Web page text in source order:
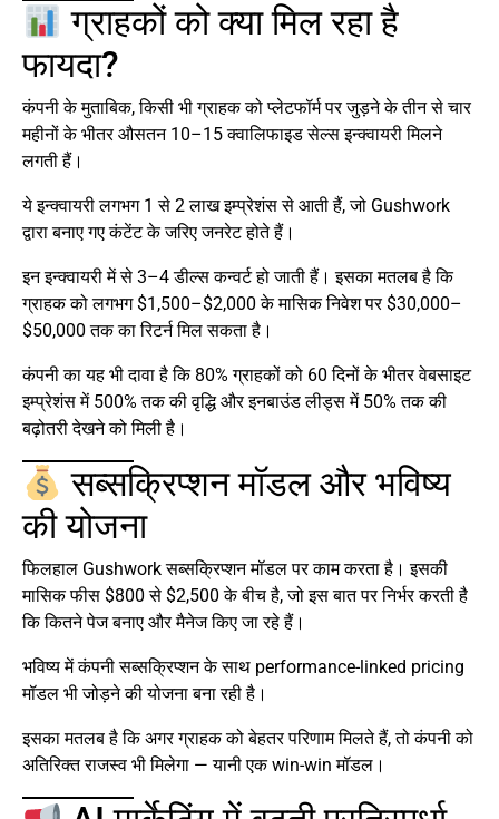
ग्राहकों को क्या मिल रहा है
फायदा?
कंपनी के मुताबिक, किसी भी ग्राहक को प्लेटफॉर्म पर जुड़ने के तीन से चार
महीनों के भीतर औसतन 10–15 क्वालिफाइड सेल्स इन्क्वायरी मिलने
लगती हैं।
ये इन्क्वायरी लगभग 1 से 2 लाख इम्प्रेशंस से आती हैं, जो Gushwork
द्वारा बनाए गए कंटेंट के जरिए जनरेट होते हैं।
इन इन्क्वायरी में से 3–4 डील्स कन्वर्ट हो जाती हैं। इसका मतलब है कि
ग्राहक को लगभग $1,500–$2,000 के मासिक निवेश पर $30,000–
$50,000 तक का रिटर्न मिल सकता है।
कंपनी का यह भी दावा है कि 80% ग्राहकों को 60 दिनों के भीतर वेबसाइट
इम्प्रेशंस में 500% तक की वृद्धि और इनबाउंड लीड्स में 50% तक की
बढ़ोतरी देखने को मिली है।
सब्सक्रिप्शन मॉडल और भविष्य
की योजना
फिलहाल Gushwork सब्सक्रिप्शन मॉडल पर काम करता है। इसकी
मासिक फीस $800 से $2,500 के बीच है, जो इस बात पर निर्भर करती है
कि कितने पेज बनाए और मैनेज किए जा रहे हैं।
भविष्य में कंपनी सब्सक्रिप्शन के साथ performance-linked pricing
मॉडल भी जोड़ने की योजना बना रही है।
इसका मतलब है कि अगर ग्राहक को बेहतर परिणाम मिलते हैं, तो कंपनी को
अतिरिक्त राजस्व भी मिलेगा — यानी एक win-win मॉडल।